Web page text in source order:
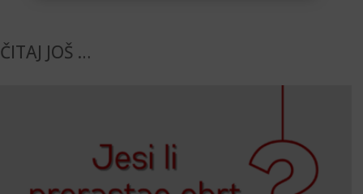
ČITAJ JOŠ …